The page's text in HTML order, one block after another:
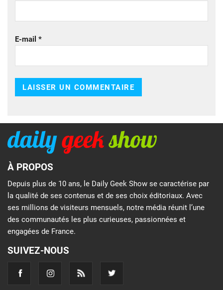
E-mail *
À PROPOS
Depuis plus de 10 ans, le Daily Geek Show se caractérise par
la qualité de ses contenus et de ses choix éditoriaux. Avec
ses millions de visiteurs mensuels, notre média réunit l’une
des communautés les plus curieuses, passionnées et
engagées de France.
SUIVEZ-NOUS